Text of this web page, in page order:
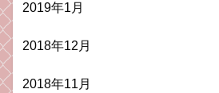
2019年1月
2018年12月
2018年11月